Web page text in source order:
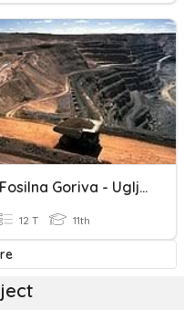
Fosilna Goriva - Ugljen
12 T 11th